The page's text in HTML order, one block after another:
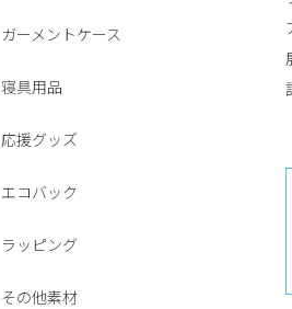
ガーメントケース
寝具用品
応援グッズ
エコバック
ラッピング
その他素材